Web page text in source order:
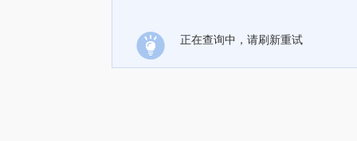
正在查询中，请刷新重试